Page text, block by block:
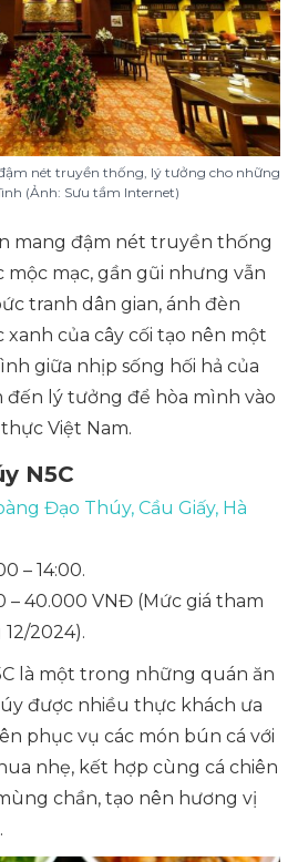
nét truyền thống, lý tưởng cho những
(Ảnh: Sưu tầm Internet)
mang đậm nét truyền thống
mộc mạc, gần gũi nhưng vẫn
tranh dân gian, ánh đèn
xanh của cây cối tạo nên một
giữa nhịp sống hối hả của
đến lý tưởng để hòa mình vào
Việt Nam.
N5C
Đạo Thúy, Cầu Giấy, Hà
– 14:00.
– 40.000 VNĐ (Mức giá tham
2024).
là một trong những quán ăn
được nhiều thực khách ưa
phục vụ các món bún cá với
nhẹ, kết hợp cùng cá chiên
chần, tạo nên hương vị